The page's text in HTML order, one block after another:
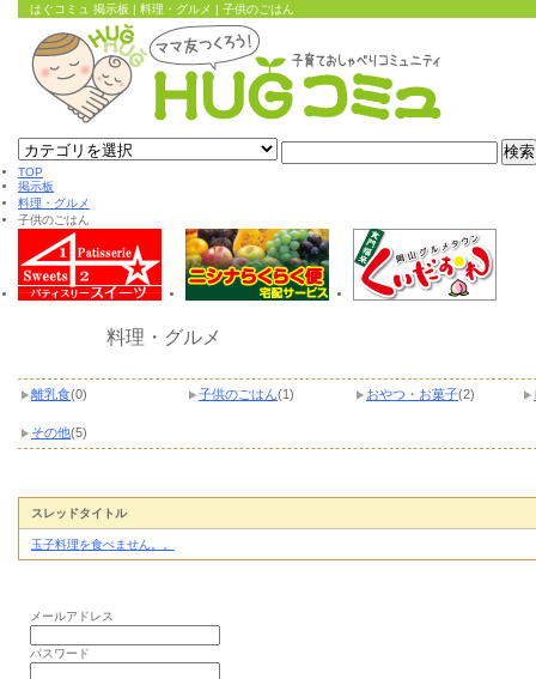
はぐコミュ 掲示板 | 料理・グルメ | 子供のごはん
TOP
掲示板
料理・グルメ
子供のごはん
料理・グルメ
離乳食(0) 子供のごはん(1) おやつ・お菓子(2)
その他(5)
スレッドタイトル
玉子料理を食べません。。
メールアドレス
パスワード